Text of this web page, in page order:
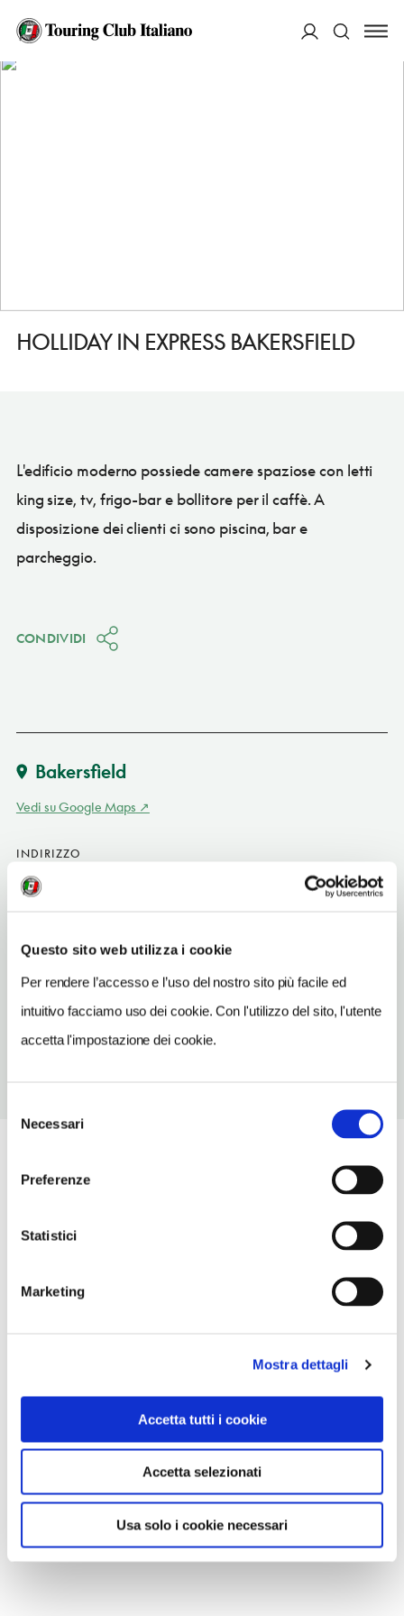
Questo sito web utilizza i cookie
Per rendere l’accesso e l’uso del nostro sito più facile ed
intuitivo facciamo uso dei cookie. Con l'utilizzo del sito, l'utente
accetta l'impostazione dei cookie.
delNecessari
Preferenze
Statistici
Marketing
Mostra dettagli
Accetta tutti i cookie
Accetta selezionati
Usa solo i cookie necessari
HOME
HOLLIDAY IN EXPRESS BAKERSFIELD
HOLLIDAY IN EXPRESS BAKERSFIELD
L'edificio moderno possiede camere spaziose con letti
king size, tv, frigo-bar e bollitore per il caffè. A
disposizione dei clienti ci sono piscina, bar e
parcheggio.
CONDIVIDI
Bakersfield
Vedi su Google Maps
INDIRIZZO
4400 Hughes Lane
Bakersfield US
www.holidayinn.com
6618333000